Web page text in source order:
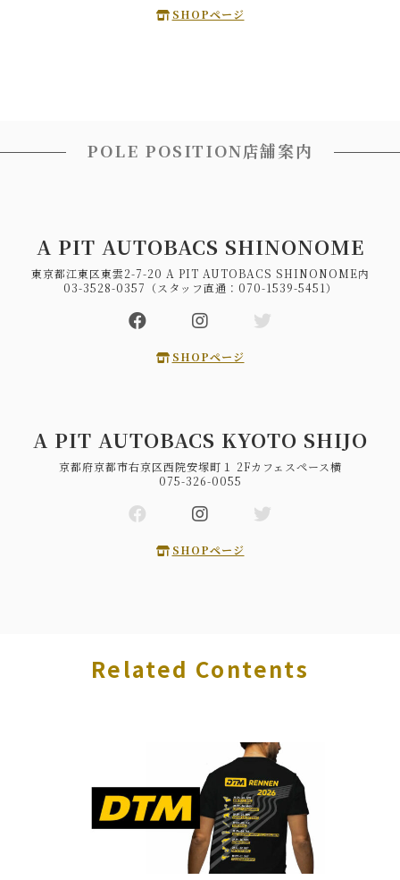
SHOPページ
POLE POSITION店舗案内
A PIT AUTOBACS SHINONOME
東京都江東区東雲2-7-20 A PIT AUTOBACS SHINONOME内
03-3528-0357（スタッフ直通：070-1539-5451）
SHOPページ
A PIT AUTOBACS KYOTO SHIJO
京都府京都市右京区西院安塚町１ 2Fカフェスペース横
075-326-0055
SHOPページ
Related Contents